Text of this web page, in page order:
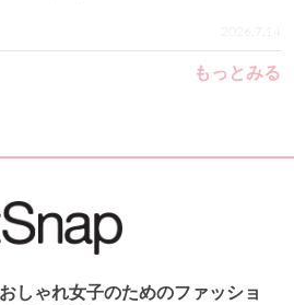
2026.7.14
もっとみる
しゃれ女子のためのファッショ